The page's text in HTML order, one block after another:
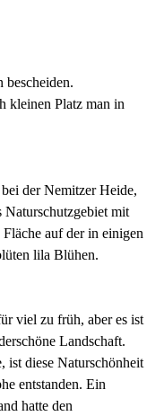
bescheiden.
kleinen Platz man in
der Nemitzer Heide,
Naturschutzgebiet mit
auf der in einigen
lila Blühen.
viel zu früh, aber es ist
Landschaft.
ist diese Naturschönheit
entstanden. Ein
hatte den